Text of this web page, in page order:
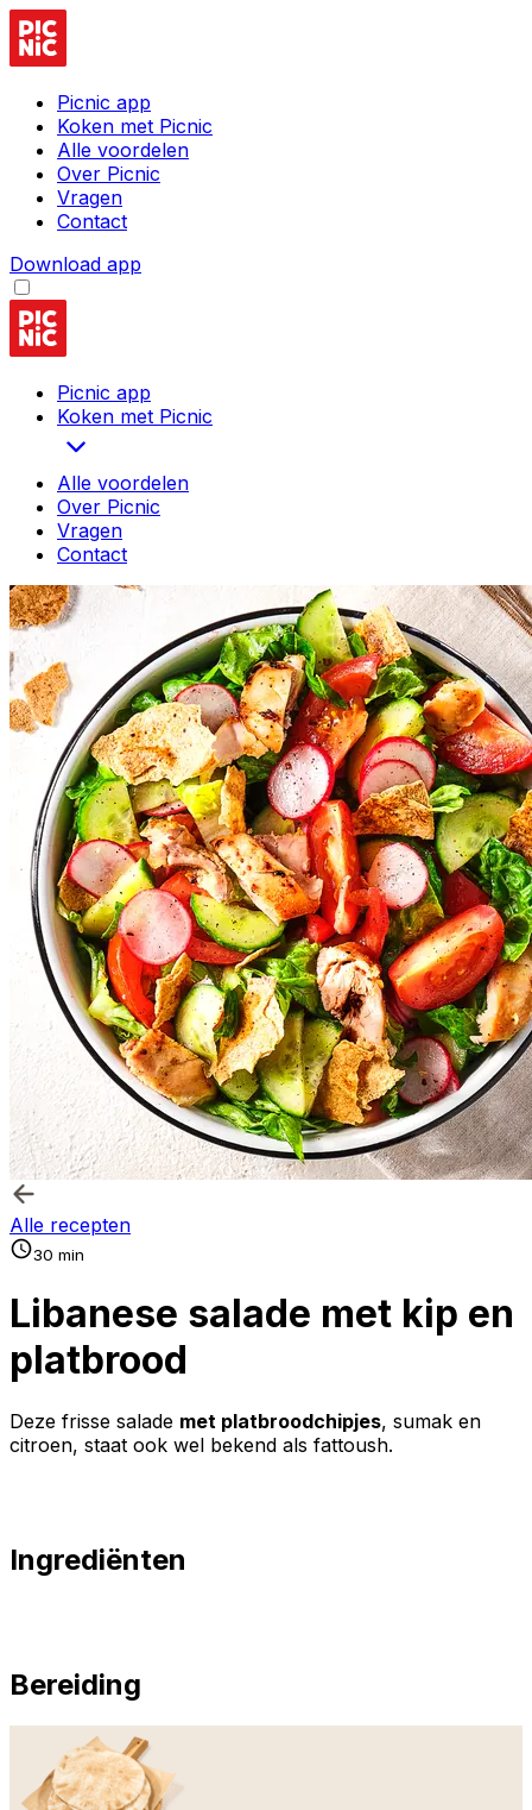
Picnic app
Koken met Picnic
Alle voordelen
Over Picnic
Vragen
Contact
Download app
Picnic app
Koken met Picnic
Alle voordelen
Over Picnic
Vragen
Contact
Alle recepten
30 min
Libanese salade met kip en
platbrood
Deze frisse salade met platbroodchipjes, sumak en
citroen, staat ook wel bekend als fattoush.
Ingrediënten
Bereiding